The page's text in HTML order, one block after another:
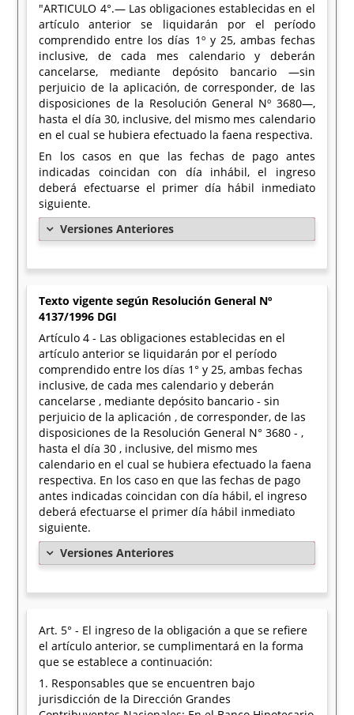
"ARTICULO 4°.— Las obligaciones establecidas en el
artículo anterior se liquidarán por el período
comprendido entre los días 1º y 25, ambas fechas
inclusive, de cada mes calendario y deberán
cancelarse, mediante depósito bancario —sin
perjuicio de la aplicación, de corresponder, de las
disposiciones de la Resolución General Nº 3680—,
hasta el día 30, inclusive, del mismo mes calendario
en el cual se hubiera efectuado la faena respectiva.
En los casos en que las fechas de pago antes
indicadas coincidan con día inhábil, el ingreso
deberá efectuarse el primer día hábil inmediato
siguiente.
Versiones Anteriores
Texto vigente según Resolución General Nº
4137/1996 DGI
Artículo 4 - Las obligaciones establecidas en el
artículo anterior se liquidarán por el período
comprendido entre los días 1° y 25, ambas fechas
inclusive, de cada mes calendario y deberán
cancelarse , mediante depósito bancario - sin
perjuicio de la aplicación , de corresponder, de las
disposiciones de la Resolución General N° 3680 - ,
hasta el día 30 , inclusive, del mismo mes
calendario en el cual se hubiera efectuado la faena
respectiva. En los caso en que las fechas de pago
antes indicadas coincidan con día hábil, el ingreso
deberá efectuarse el primer día hábil inmediato
siguiente.
Versiones Anteriores
Art. 5° - El ingreso de la obligación a que se refiere
el artículo anterior, se cumplimentará en la forma
que se establece a continuación:
1. Responsables que se encuentren bajo
jurisdicción de la Dirección Grandes